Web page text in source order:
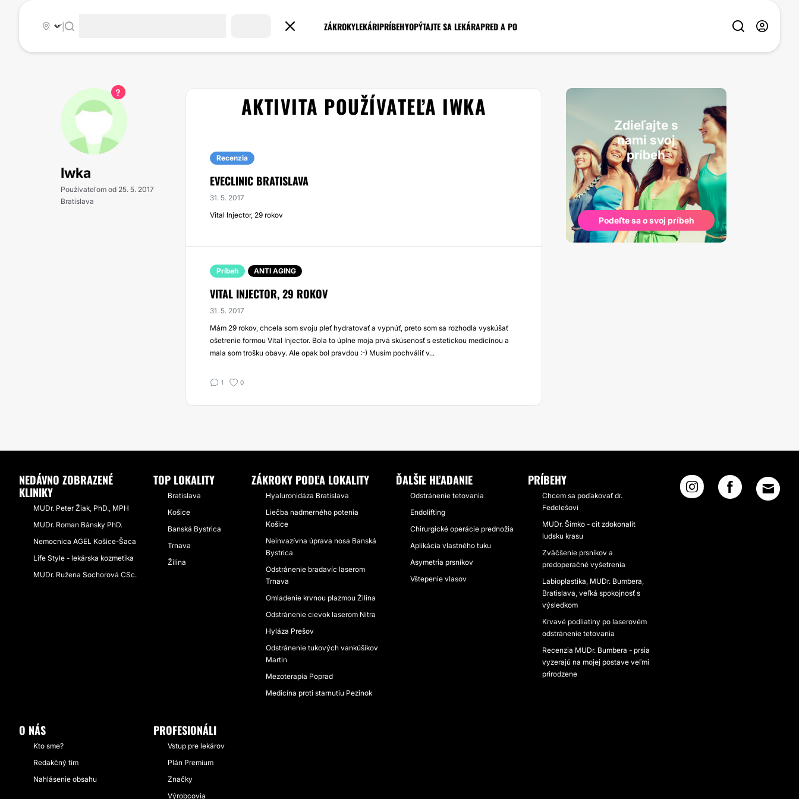
ZÁKROKYLEKÁRIPRÍBEHYOPÝTAJTE SA LEKÁRAPRED A PO
|
Iwka
Používateľom od 25. 5. 2017
Bratislava
AKTIVITA POUŽÍVATEĽA IWKA
Recenzia
EVECLINIC BRATISLAVA
31. 5. 2017
Vital Injector, 29 rokov
Príbeh ANTI AGING
VITAL INJECTOR, 29 ROKOV
31. 5. 2017
Mám 29 rokov, chcela som svoju pleť hydratovať a vypnúť, preto som sa rozhodla vyskúšať
ošetrenie formou Vital Injector. Bola to úplne moja prvá skúsenosť s estetickou medicínou a
mala som trošku obavy. Ale opak bol pravdou :-) Musím pochváliť v...
1 0
Zdieľajte s
nami svoj
príbeh
Podeľte sa o svoj príbeh
NEDÁVNO ZOBRAZENÉ
KLINIKY
MUDr. Peter Žiak, PhD., MPH
MUDr. Roman Bánsky PhD.
Nemocnica AGEL Košice-Šaca
Life Style - lekárska kozmetika
MUDr. Ružena Sochorová CSc.
TOP LOKALITY
Bratislava
Košice
Banská Bystrica
Trnava
Žilina
ZÁKROKY PODĽA LOKALITY
Hyaluronidáza Bratislava
Liečba nadmerného potenia
Košice
Neinvazívna úprava nosa Banská
Bystrica
Odstránenie bradavíc laserom
Trnava
Omladenie krvnou plazmou Žilina
Odstránenie cievok laserom Nitra
Hyláza Prešov
Odstránenie tukových vankúšikov
Martin
Mezoterapia Poprad
Medicína proti starnutiu Pezinok
ĎALŠIE HĽADANIE
Odstránenie tetovania
Endolifting
Chirurgické operácie prednožia
Aplikácia vlastného tuku
Asymetria prsníkov
Vštepenie vlasov
PRÍBEHY
Chcem sa poďakovať dr.
Fedelešovi
MUDr. Šimko - cit zdokonalit
ludsku krasu
Zväčšenie prsníkov a
predoperačné vyšetrenia
Labioplastika, MUDr. Bumbera,
Bratislava, veľká spokojnosť s
výsledkom
Krvavé podliatiny po laserovém
odstránenie tetovania
Recenzia MUDr. Bumbera - prsia
vyzerajú na mojej postave veľmi
prirodzene
O NÁS
Kto sme?
Redakčný tím
Nahlásenie obsahu
PROFESIONÁLI
Vstup pre lekárov
Plán Premium
Značky
Výrobcovia